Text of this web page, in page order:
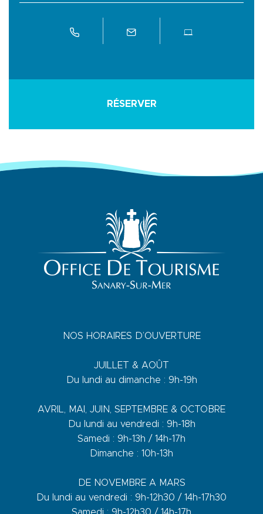
RÉSERVER
NOS HORAIRES D’OUVERTURE
JUILLET & AOÛT
Du lundi au dimanche : 9h-19h
AVRIL, MAI, JUIN, SEPTEMBRE & OCTOBRE
Du lundi au vendredi : 9h-18h
Samedi : 9h-13h / 14h-17h
Dimanche : 10h-13h
DE NOVEMBRE A MARS
Du lundi au vendredi : 9h-12h30 / 14h-17h30
Samedi : 9h-12h30 / 14h-17h